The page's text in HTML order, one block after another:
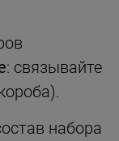
: связывайте
набора